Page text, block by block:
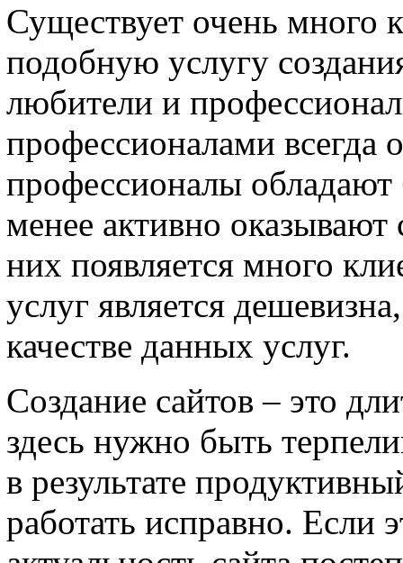
Существует очень много
подобную услугу
любители и
профессионалами всегда
профессионалы
менее активно оказывают
них появляется много
услуг является
качестве данных услуг.
Создание сайтов – это
здесь нужно быть
в результате
работать исправно. Если